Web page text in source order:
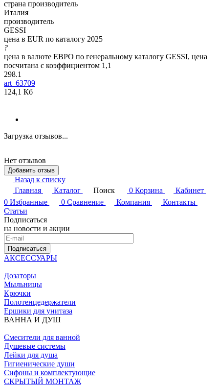
страна производитель
Италия
производитель
GESSI
цена в EUR по каталогу 2025
?
цена в валюте ЕВРО по генеральному каталогу GESSI, цена
посчитана с коэффициентом 1,1
298.1
art_63709
124,1 Кб
Загрузка отзывов...
Нет отзывов
Добавить отзыв
Назад к списку
Главная
Каталог Поиск 0 Корзина
Кабинет
0 Избранные 0 Сравнение Компания
Контакты
Статьи
Подписаться
на новости и акции
Подписаться
АКСЕССУАРЫ
Дозаторы
Мыльницы
Крючки
Полотенцедержатели
Ершики для унитаза
ВАННА И ДУШ
Смесители для ванной
Душевые системы
Лейки для душа
Гигиенические души
Сифоны и комплектующие
СКРЫТЫЙ МОНТАЖ